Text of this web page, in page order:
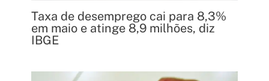
Taxa de desemprego cai para 8,3%
em maio e atinge 8,9 milhões, diz
IBGE